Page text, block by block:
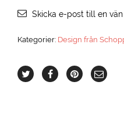
Skicka e-post till en vän
Kategorier: Design från